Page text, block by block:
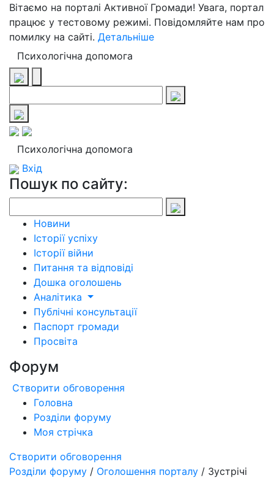
Вітаємо на порталі Активної Громади! Увага, портал
працює у тестовому режимі. Повідомляйте нам про
помилку на сайті. Детальніше
Психологічна допомога
Психологічна допомога
Вхід
Пошук по сайту:
Новини
Історії успіху
Історії війни
Питання та відповіді
Дошка оголошень
Аналітика
Публічні консультації
Паспорт громади
Просвіта
Форум
Створити обговорення
Головна
Розділи форуму
Моя стрічка
Створити обговорення
Розділи форуму / Оголошення порталу / Зустрічі